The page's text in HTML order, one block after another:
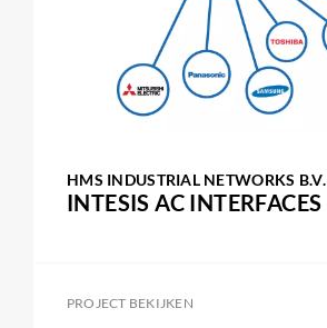
HMS INDUSTRIAL NETWORKS B.V.
INTESIS AC INTERFACES
PROJECT BEKIJKEN